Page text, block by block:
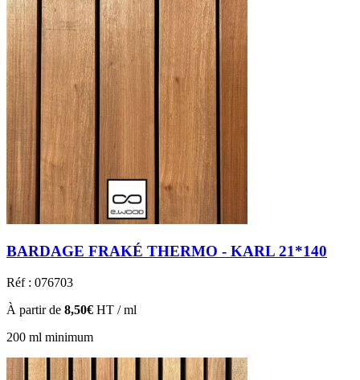
BARDAGE FRAKÉ THERMO - KARL 21*140
Réf : 076703
À partir de 8,50€ HT / ml
200 ml minimum